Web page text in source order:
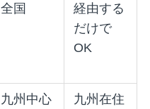
全国
経由する
だけで
OK
九州中心
九州在住